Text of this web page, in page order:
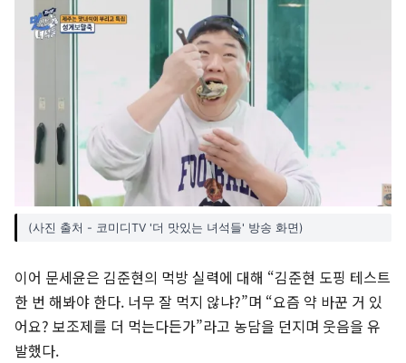
(사진 출처 - 코미디TV '더 맛있는 녀석들' 방송 화면)
이어 문세윤은 김준현의 먹방 실력에 대해 “김준현 도핑 테스트
한 번 해봐야 한다. 너무 잘 먹지 않냐?”며 “요즘 약 바꾼 거 있
어요? 보조제를 더 먹는다든가”라고 농담을 던지며 웃음을 유
발했다.